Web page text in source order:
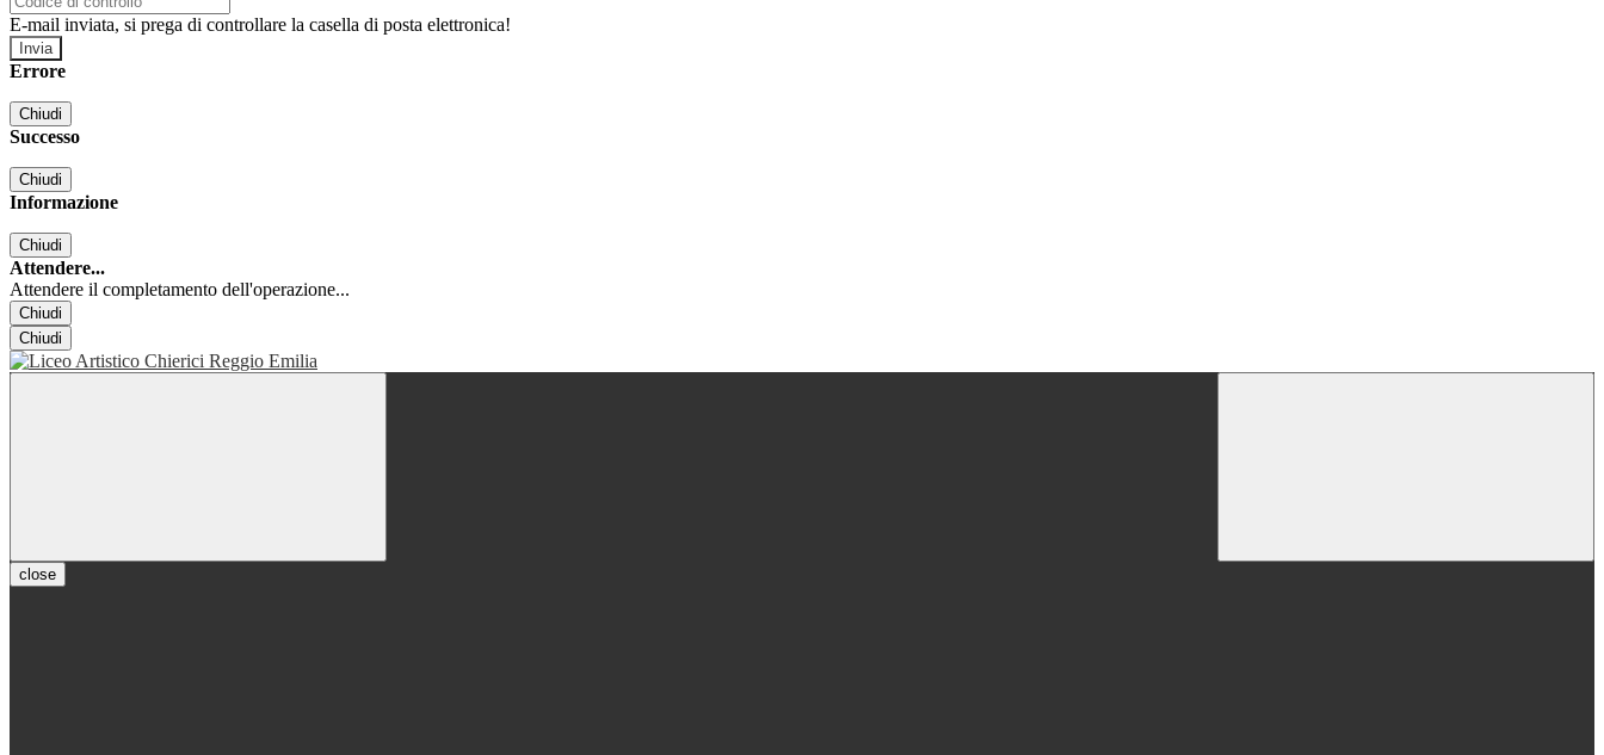
E-mail inviata, si prega di controllare la casella di posta elettronica!
Errore
Chiudi
Successo
Chiudi
Informazione
Chiudi
Attendere...
Attendere il completamento dell'operazione...
Chiudi
Chiudi
close